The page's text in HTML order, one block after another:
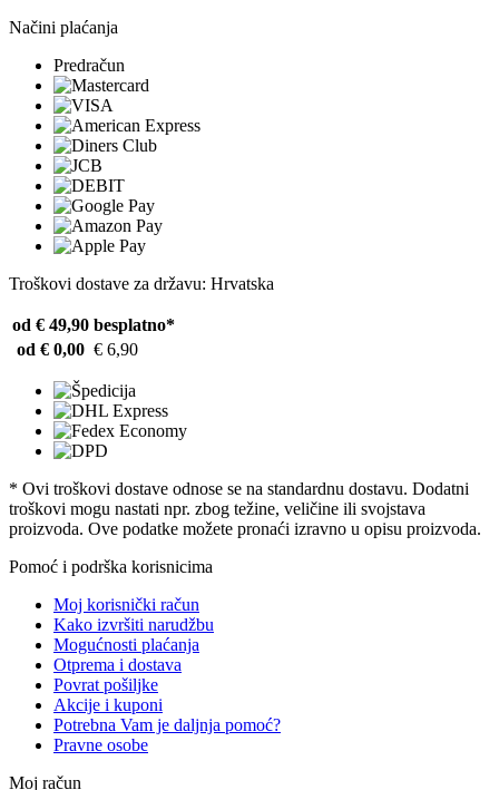
Načini plaćanja
Predračun
Troškovi dostave za državu: Hrvatska
od € 49,90 besplatno*
od € 0,00 € 6,90
* Ovi troškovi dostave odnose se na standardnu ​​dostavu. Dodatni
troškovi mogu nastati npr. zbog težine, veličine ili svojstava
proizvoda. Ove podatke možete pronaći izravno u opisu proizvoda.
Pomoć i podrška korisnicima
Moj korisnički račun
Kako izvršiti narudžbu
Mogućnosti plaćanja
Otprema i dostava
Povrat pošiljke
Akcije i kuponi
Potrebna Vam je daljnja pomoć?
Pravne osobe
Moj račun